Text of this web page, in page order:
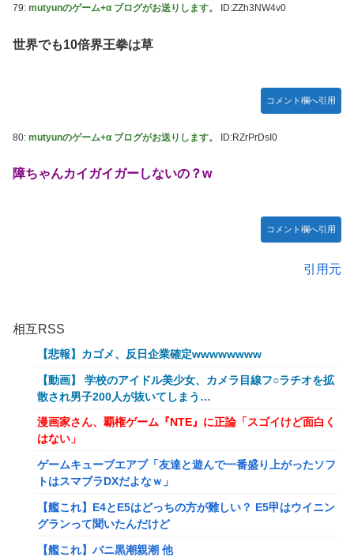
79: mutyunのゲーム+α ブログがお送りします。 ID:ZZh3NW4v0
世界でも10倍界王拳は草
コメント欄へ引用
80: mutyunのゲーム+α ブログがお送りします。 ID:RZrPrDsI0
障ちゃんカイガイガーしないの？w
コメント欄へ引用
引用元
相互RSS
【悲報】カゴメ、反日企業確定wwwwwwww
【動画】 学校のアイドル美少女、カメラ目線フ○ラチオを拡
散され男子200人が抜いてしまう…
漫画家さん、覇権ゲーム『NTE』に正論「スゴイけど面白く
はない」
ゲームキューブエアプ「友達と遊んで一番盛り上がったソフ
トはスマブラDXだよなｗ」
【艦これ】E4とE5はどっちの方が難しい？ E5甲はウイニン
グランって聞いたんだけど
【艦これ】バニ黒潮親潮 他